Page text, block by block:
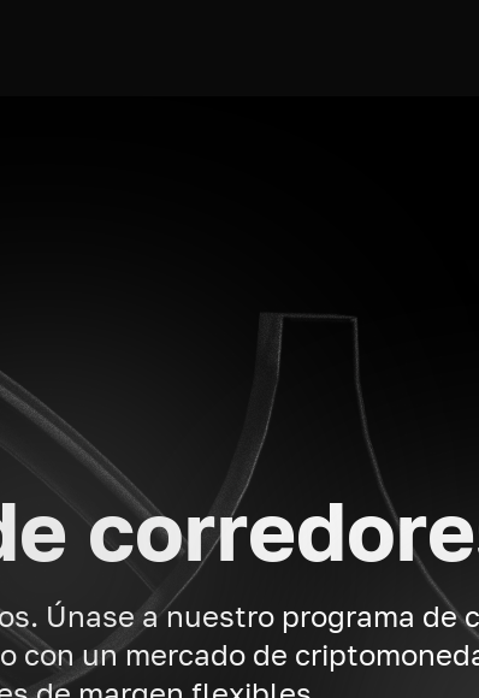
Únase a nuestro programa de
con un mercado de